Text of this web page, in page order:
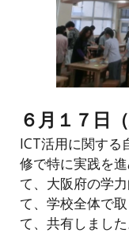
６月 １７ 日（
ICT活用に関する
修で特に実践を
て、大阪府の学
て、学校全体で
て、共有しました